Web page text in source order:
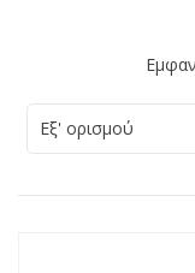
Εξ' ορισμού